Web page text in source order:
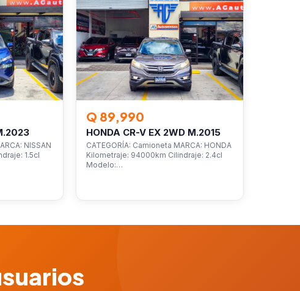
NISSAN
1.5cl
Q 89,990
HONDA CR-V EX 2WD M.2015
CATEGORÍA: Camioneta MARCA: HONDA
Kilometraje: 94000km Cilindraje: 2.4cl
Modelo:…